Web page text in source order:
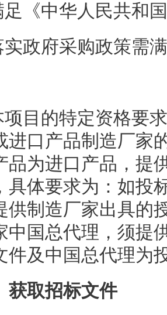
足《中华人民共和
实政府采购政策需
项目的特定资格要
进口产品制造厂家
品为进口产品，提
具体要求为：如投
供制造厂家出具的
中国总代理，须提
件及中国总代理为
获取招标文件